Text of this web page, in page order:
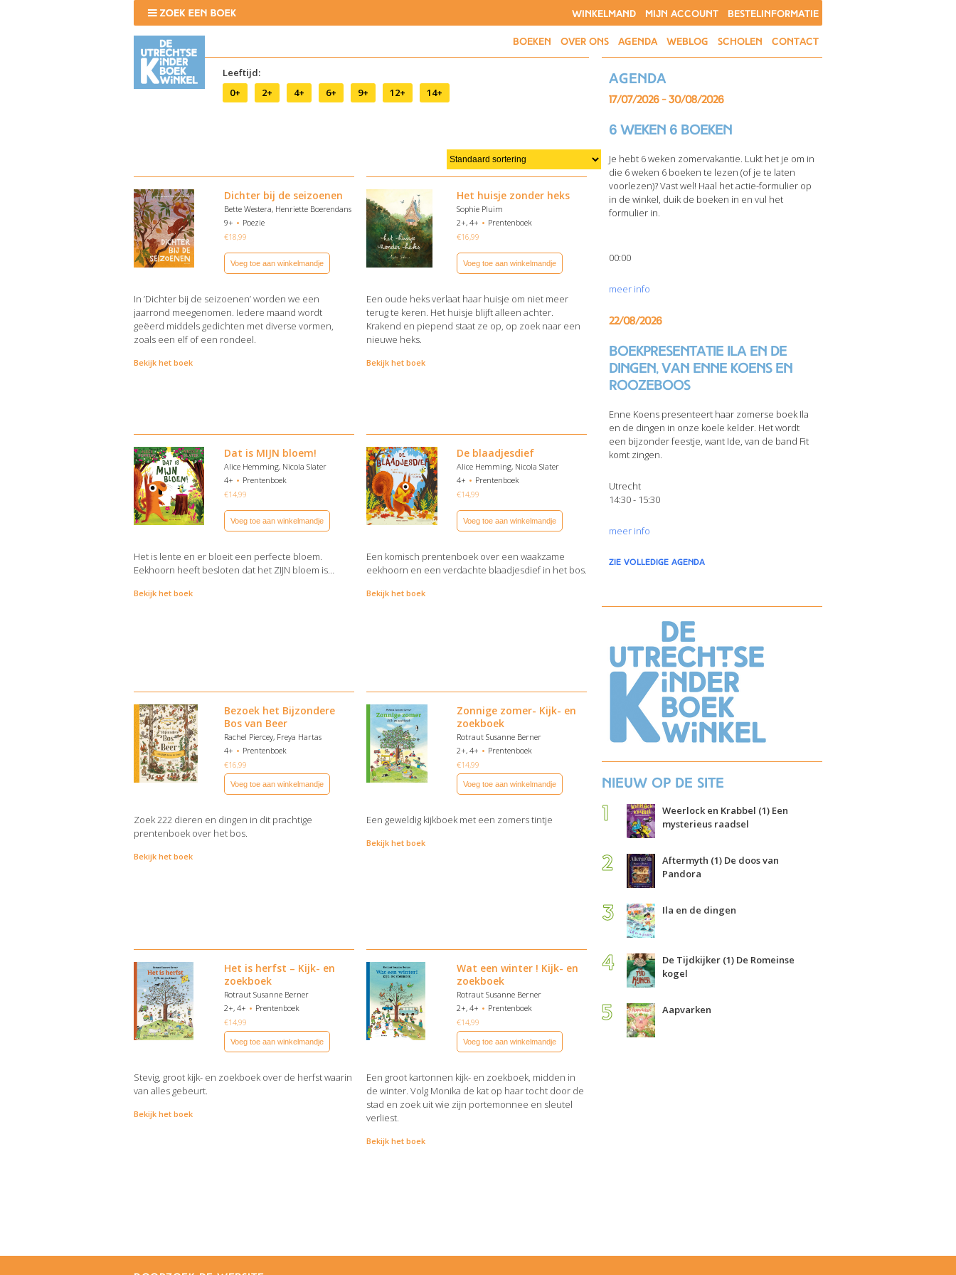
WINKELMAND MIJN ACCOUNT BESTELINFORMATIE
BOEKEN OVER ONS AGENDA WEBLOG SCHOLEN CONTACT
Leeftijd:
0+
2+ 4+ 6+ 9+ 12+ 14+
Dichter bij de seizoenen
Bette Westera, Henriette Boerendans
9+
Poezie
€18,99
Voeg toe aan winkelmandje
In ’Dichter bij de seizoenen’ worden we een
jaarrond meegenomen. Iedere maand wordt
geëerd middels gedichten met diverse vormen,
zoals een elf of een rondeel.
Bekijk het boek
Het huisje zonder heks
Sophie Pluim
2+, 4+
Prentenboek
€16,99
Voeg toe aan winkelmandje
Een oude heks verlaat haar huisje om niet meer
terug te keren. Het huisje blijft alleen achter.
Krakend en piepend staat ze op, op zoek naar een
nieuwe heks.
Bekijk het boek
Dat is MIJN bloem!
Alice Hemming, Nicola Slater
4+
Prentenboek
€14,99
Voeg toe aan winkelmandje
Het is lente en er bloeit een perfecte bloem.
Eekhoorn heeft besloten dat het ZIJN bloem is…
Bekijk het boek
De blaadjesdief
Alice Hemming, Nicola Slater
4+
Prentenboek
€14,99
Voeg toe aan winkelmandje
Een komisch prentenboek over een waakzame
eekhoorn en een verdachte blaadjesdief in het bos.
Bekijk het boek
Bezoek het Bijzondere
Bos van Beer
Rachel Piercey, Freya Hartas
4+
Prentenboek
€16,99
Voeg toe aan winkelmandje
Zoek 222 dieren en dingen in dit prachtige
prentenboek over het bos.
Bekijk het boek
Zonnige zomer- Kijk- en
zoekboek
Rotraut Susanne Berner
2+, 4+
Prentenboek
€14,99
Voeg toe aan winkelmandje
Een geweldig kijkboek met een zomers tintje
Bekijk het boek
Het is herfst – Kijk- en
zoekboek
Rotraut Susanne Berner
2+, 4+
Prentenboek
€14,99
Voeg toe aan winkelmandje
Stevig, groot kijk- en zoekboek over de herfst waarin
van alles gebeurt.
Bekijk het boek
Wat een winter ! Kijk- en
zoekboek
Rotraut Susanne Berner
2+, 4+
Prentenboek
€14,99
Voeg toe aan winkelmandje
Een groot kartonnen kijk- en zoekboek, midden in
de winter. Volg Monika de kat op haar tocht door de
stad en zoek uit wie zijn portemonnee en sleutel
verliest.
Bekijk het boek
Agenda
17/07/2026 - 30/08/2026
6 weken 6 boeken
Je hebt 6 weken zomervakantie. Lukt het je om in
die 6 weken 6 boeken te lezen (of je te laten
voorlezen)? Vast wel! Haal het actie-formulier op
in de winkel, duik de boeken in en vul het
formulier in.
00:00
meer info
22/08/2026
Boekpresentatie Ila en de
dingen, van Enne Koens en
Roozeboos
Enne Koens presenteert haar zomerse boek Ila
en de dingen in onze koele kelder. Het wordt
een bijzonder feestje, want Ide, van de band Fit
komt zingen.
Utrecht
14:30 - 15:30
meer info
zie volledige agenda
Nieuw op de site
Weerlock en Krabbel (1) Een
mysterieus raadsel
Aftermyth (1) De doos van
Pandora
Ila en de dingen
De Tijdkijker (1) De Romeinse
kogel
Aapvarken